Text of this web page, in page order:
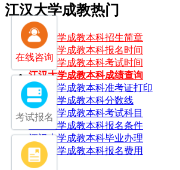
江汉大学成教热门
江汉大学成教本科招生简章
江汉大学成教本科报名时间
江汉大学成教本科考试时间
江汉大学成教本科成绩查询
江汉大学成教本科准考证打印
江汉大学成教本科分数线
江汉大学成教本科考试科目
江汉大学成教本科报名条件
江汉大学成教本科毕业办理
江汉大学成教本科报名费用
在线咨询
考试报名